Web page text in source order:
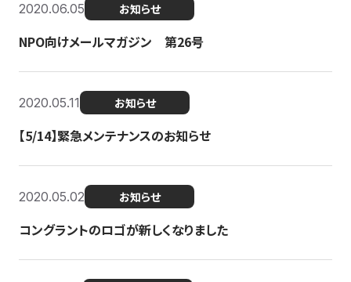
2020.06.05 お知らせ
NPO向けメールマガジン 第26号
2020.05.11 お知らせ
【5/14】緊急メンテナンスのお知らせ
2020.05.02 お知らせ
コングラントのロゴが新しくなりました